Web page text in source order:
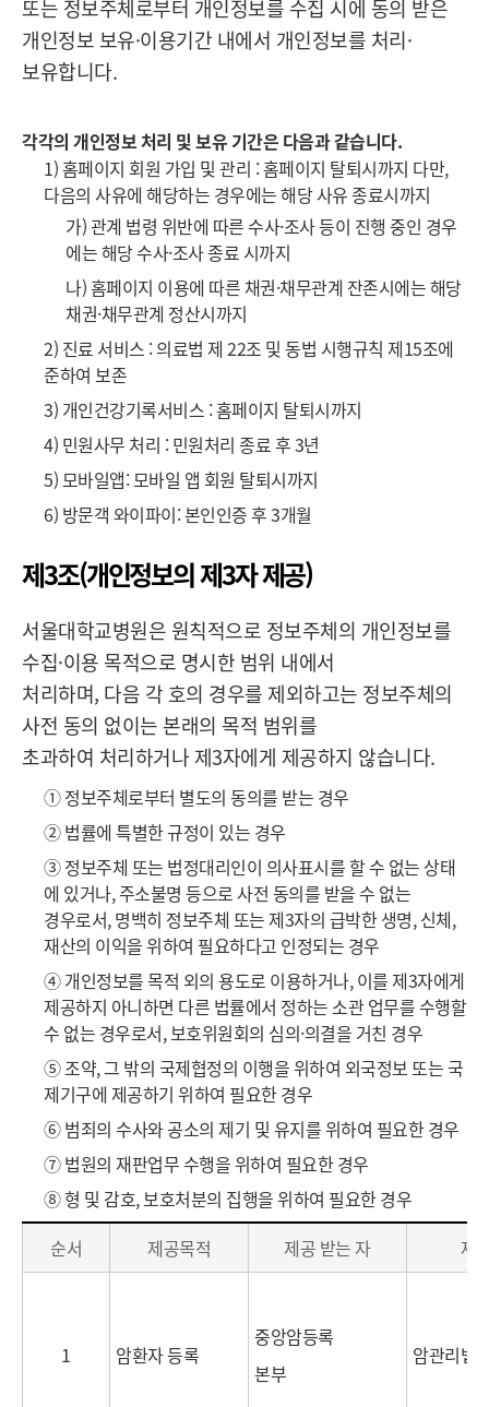
또는 정보주체로부터 개인정보를 수집 시에 동의 받은
개인정보 보유·이용기간 내에서 개인정보를 처리·
보유합니다.
각각의 개인정보 처리 및 보유 기간은 다음과 같습니다.
1) 홈페이지 회원 가입 및 관리 : 홈페이지 탈퇴시까지 다만,
다음의 사유에 해당하는 경우에는 해당 사유 종료시까지
가) 관계 법령 위반에 따른 수사·조사 등이 진행 중인 경우
에는 해당 수사·조사 종료 시까지
나) 홈페이지 이용에 따른 채권·채무관계 잔존시에는 해당
채권·채무관계 정산시까지
2) 진료 서비스 : 의료법 제 22조 및 동법 시행규칙 제15조에
준하여 보존
3) 개인건강기록서비스 : 홈페이지 탈퇴시까지
4) 민원사무 처리 : 민원처리 종료 후 3년
5) 모바일앱: 모바일 앱 회원 탈퇴시까지
6) 방문객 와이파이: 본인인증 후 3개월
제3조(개인정보의 제3자 제공)
서울대학교병원은 원칙적으로 정보주체의 개인정보를
수집·이용 목적으로 명시한 범위 내에서
처리하며, 다음 각 호의 경우를 제외하고는 정보주체의
사전 동의 없이는 본래의 목적 범위를
초과하여 처리하거나 제3자에게 제공하지 않습니다.
① 정보주체로부터 별도의 동의를 받는 경우
② 법률에 특별한 규정이 있는 경우
③ 정보주체 또는 법정대리인이 의사표시를 할 수 없는 상태
에 있거나, 주소불명 등으로 사전 동의를 받을 수 없는
경우로서, 명백히 정보주체 또는 제3자의 급박한 생명, 신체,
재산의 이익을 위하여 필요하다고 인정되는 경우
④ 개인정보를 목적 외의 용도로 이용하거나, 이를 제3자에게
제공하지 아니하면 다른 법률에서 정하는 소관 업무를 수행할
수 없는 경우로서, 보호위원회의 심의·의결을 거친 경우
⑤ 조약, 그 밖의 국제협정의 이행을 위하여 외국정보 또는 국
제기구에 제공하기 위하여 필요한 경우
⑥ 범죄의 수사와 공소의 제기 및 유지를 위하여 필요한 경우
⑦ 법원의 재판업무 수행을 위하여 필요한 경우
⑧ 형 및 감호, 보호처분의 집행을 위하여 필요한 경우
순서 제공목적 제공 받는 자 제
1 암환자 등록
중앙암등록
본부
암관리법